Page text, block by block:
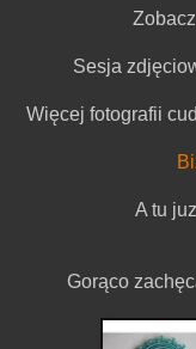
Sesja
Więcej fotografii
A tu
Gorąco